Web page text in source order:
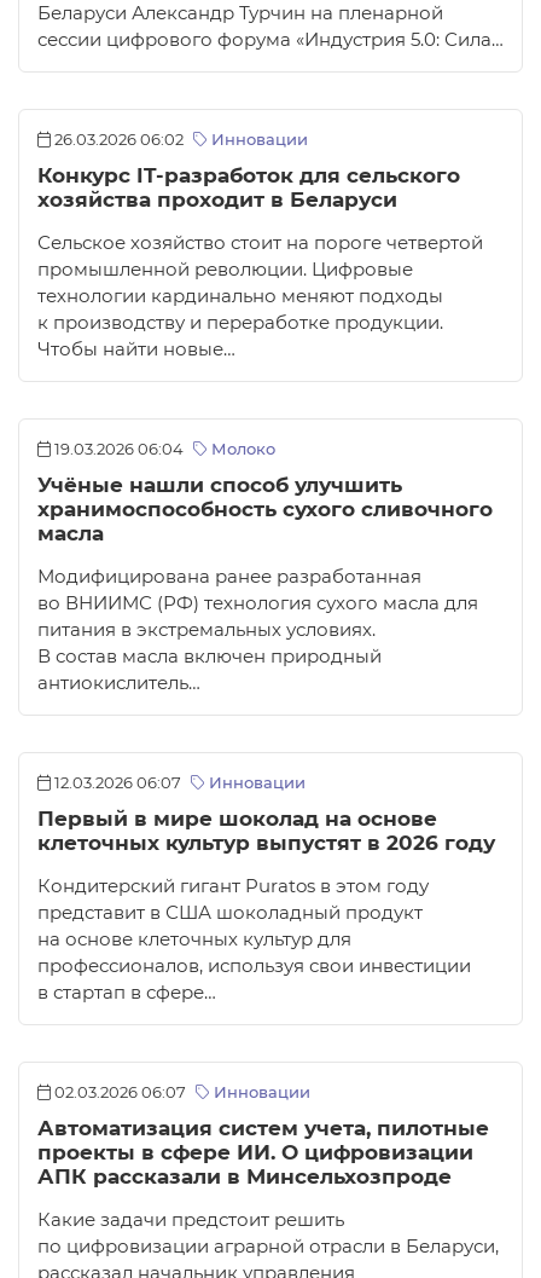
Беларуси Александр Турчин на пленарной
сессии цифрового форума «Индустрия 5.0: Сила…
26.03.2026 06:02 Инновации
Конкурс IT-разработок для сельского
хозяйства проходит в Беларуси
Сельское хозяйство стоит на пороге четвертой
промышленной революции. Цифровые
технологии кардинально меняют подходы
к производству и переработке продукции.
Чтобы найти новые…
19.03.2026 06:04 Молоко
Учёные нашли способ улучшить
хранимоспособность сухого сливочного
масла
Модифицирована ранее разработанная
во ВНИИМС (РФ) технология сухого масла для
питания в экстремальных условиях.
В состав масла включен природный
антиокислитель…
12.03.2026 06:07 Инновации
Первый в мире шоколад на основе
клеточных культур выпустят в 2026 году
Кондитерский гигант Puratos в этом году
представит в США шоколадный продукт
на основе клеточных культур для
профессионалов, используя свои инвестиции
в стартап в сфере…
02.03.2026 06:07 Инновации
Автоматизация систем учета, пилотные
проекты в сфере ИИ. О цифровизации
АПК рассказали в Минсельхозпроде
Какие задачи предстоит решить
по цифровизации аграрной отрасли в Беларуси,
рассказал начальник управления